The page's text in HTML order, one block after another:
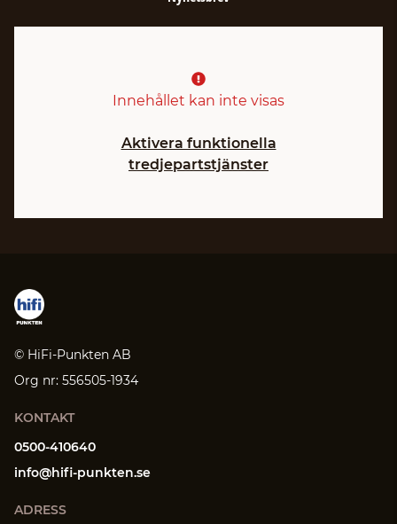
Innehållet kan inte visas
Aktivera funktionella
tredjepartstjänster
© HiFi-Punkten AB
Org nr: 556505-1934
KONTAKT
0500-410640
info@hifi-punkten.se
ADRESS